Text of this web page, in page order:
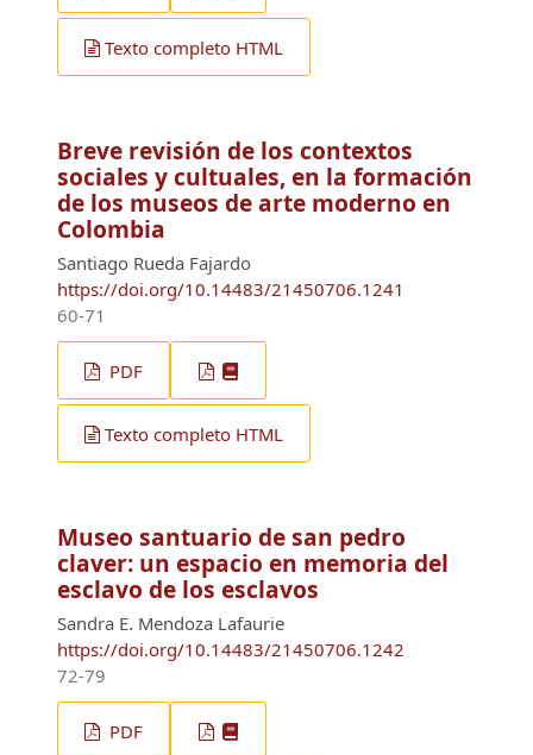
Texto completo HTML
Breve revisión de los contextos
sociales y cultuales, en la formación
de los museos de arte moderno en
Colombia
Santiago Rueda Fajardo
https://doi.org/10.14483/21450706.1241
60-71
PDF
Texto completo HTML
Museo santuario de san pedro
claver: un espacio en memoria del
esclavo de los esclavos
Sandra E. Mendoza Lafaurie
https://doi.org/10.14483/21450706.1242
72-79
PDF